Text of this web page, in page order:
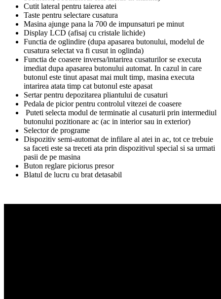
Cutit lateral pentru taierea atei
Taste pentru selectare cusatura
Masina ajunge pana la 700 de impunsaturi pe minut
Display LCD (afisaj cu cristale lichide)
Functia de oglindire (dupa apasarea butonului, modelul de
cusatura selectat va fi cusut in oglinda)
Functia de coasere inversa/intarirea cusaturilor se executa
imediat dupa apasarea butonului automat. In cazul in care
butonul este tinut apasat mai mult timp, masina executa
intarirea atata timp cat butonul este apasat
Sertar pentru depozitarea pliantului de cusaturi
Pedala de picior pentru controlul vitezei de coasere
Puteti selecta modul de terminatie al cusaturii prin intermediul
butonului pozitionare ac (ac in interior sau in exterior)
Selector de programe
Dispozitiv semi-automat de infilare al atei in ac, tot ce trebuie
sa faceti este sa treceti ata prin dispozitivul special si sa urmati
pasii de pe masina
Buton reglare piciorus presor
Blatul de lucru cu brat detasabil